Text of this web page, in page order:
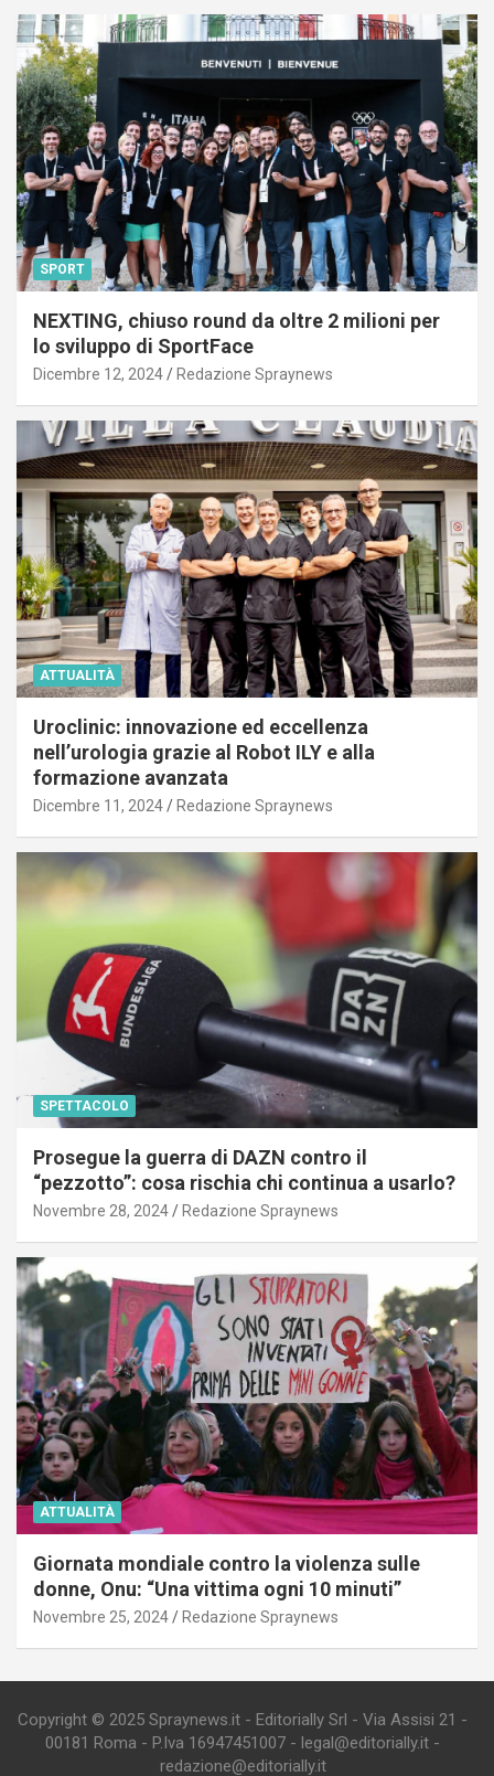
SPORT
NEXTING, chiuso round da oltre 2 milioni per
lo sviluppo di SportFace
Dicembre 12, 2024 Redazione Spraynews
ATTUALITÀ
Uroclinic: innovazione ed eccellenza
nell’urologia grazie al Robot ILY e alla
formazione avanzata
Dicembre 11, 2024 Redazione Spraynews
SPETTACOLO
Prosegue la guerra di DAZN contro il
“pezzotto”: cosa rischia chi continua a usarlo?
Novembre 28, 2024 Redazione Spraynews
ATTUALITÀ
Giornata mondiale contro la violenza sulle
donne, Onu: “Una vittima ogni 10 minuti”
Novembre 25, 2024 Redazione Spraynews
Copyright © 2025 Spraynews.it - Editorially Srl - Via Assisi 21 -
00181 Roma - P.Iva 16947451007 - legal@editorially.it -
redazione@editorially.it